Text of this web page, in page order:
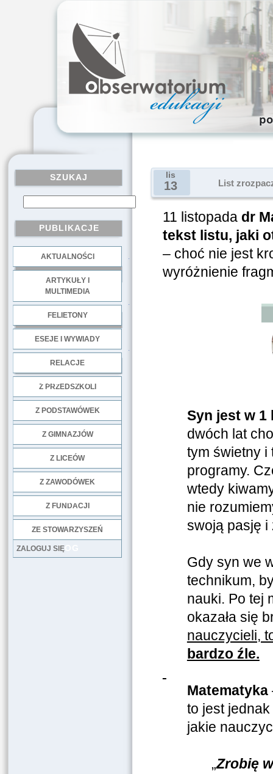
SZUKAJ
PUBLIKACJE
AKTUALNOŚCI
ARTYKUŁY I
MULTIMEDIA
FELIETONY
ESEJE I WYWIADY
RELACJE
Z PRZEDSZKOLI
Z PODSTAWÓWEK
Z GIMNAZJÓW
Z LICEÓW
Z ZAWODÓWEK
Z FUNDACJI
ZE STOWARZYSZEŃ
LOG
ZALOGUJ SIĘ
lis
13 List
11 listopada dr
tekst listu, jaki
– choć nie jest
wyróżnienie
Syn jest w
dwóch lat
tym świetny i
programy.
wtedy
nie
swoją pasję i
Gdy syn we
technikum,
nauki. Po tej
okazała się
nauczycieli,
bardzo źle.
Matematyka
to jest
jakie
„Zrobię